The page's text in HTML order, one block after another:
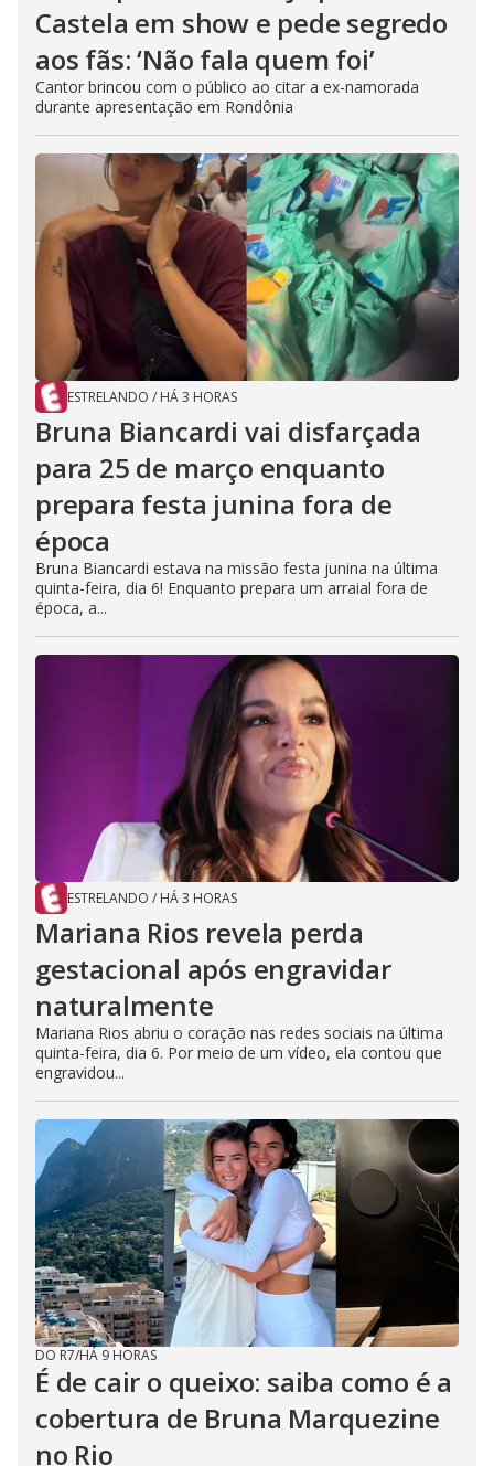
Castela em show e pede segredo
aos fãs: ‘Não fala quem foi’
Cantor brincou com o público ao citar a ex-namorada
durante apresentação em Rondônia
ESTRELANDO / HÁ 3 HORAS
Bruna Biancardi vai disfarçada
para 25 de março enquanto
prepara festa junina fora de
época
Bruna Biancardi estava na missão festa junina na última
quinta-feira, dia 6! Enquanto prepara um arraial fora de
época, a...
ESTRELANDO / HÁ 3 HORAS
Mariana Rios revela perda
gestacional após engravidar
naturalmente
Mariana Rios abriu o coração nas redes sociais na última
quinta-feira, dia 6. Por meio de um vídeo, ela contou que
engravidou...
DO R7/HÁ 9 HORAS
É de cair o queixo: saiba como é a
cobertura de Bruna Marquezine
no Rio